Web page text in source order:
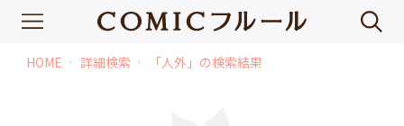
HOME chevron_right 詳細検索 chevron_right 「人外」の検索結果